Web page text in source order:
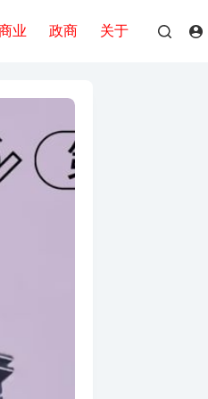
业 政商 关于